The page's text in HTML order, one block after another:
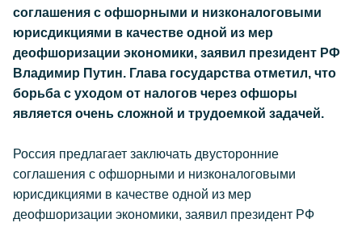
соглашения с офшорными и низконалоговыми
юрисдикциями в качестве одной из мер
деофшоризации экономики, заявил президент РФ
Владимир Путин. Глава государства отметил, что
борьба с уходом от налогов через офшоры
является очень сложной и трудоемкой задачей.
Россия предлагает заключать двусторонние
соглашения с офшорными и низконалоговыми
юрисдикциями в качестве одной из мер
деофшоризации экономики, заявил президент РФ